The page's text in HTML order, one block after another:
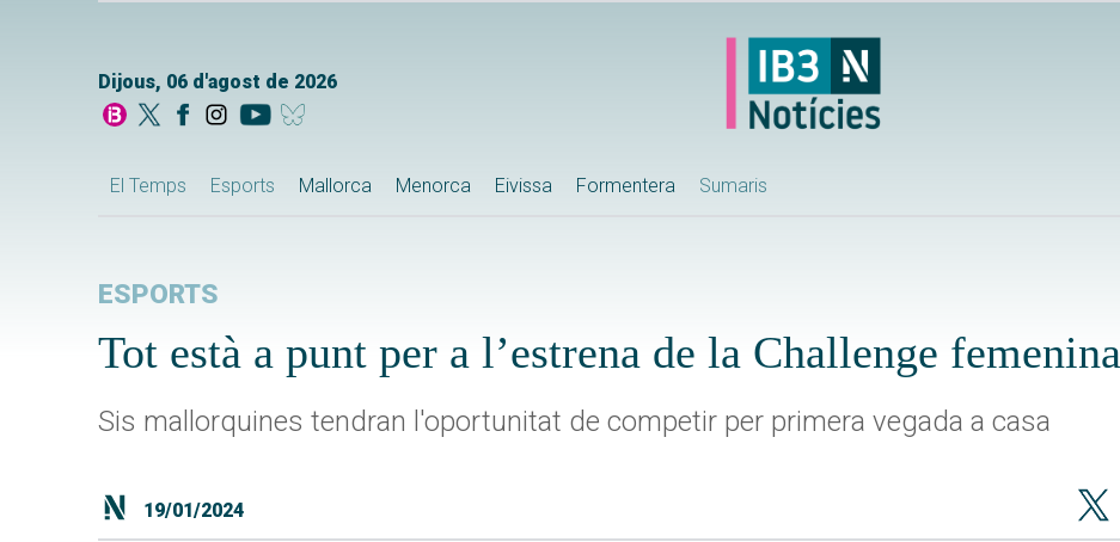
Dijous, 06 d'agost de 2026
El Temps Esports Mallorca Menorca Eivissa Formentera Sumaris
ESPORTS
Tot està a punt per a l’estrena de la Challenge femenina
Sis mallorquines tendran l'oportunitat de competir per primera vegada a casa
19/01/2024